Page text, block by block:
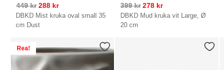
DBKD Mist kruka oval small 35
cm Dust
449kr 288 kr
DBKD Mud kruka vit Large, Ø
20 cm
399kr 278 kr
Rea!